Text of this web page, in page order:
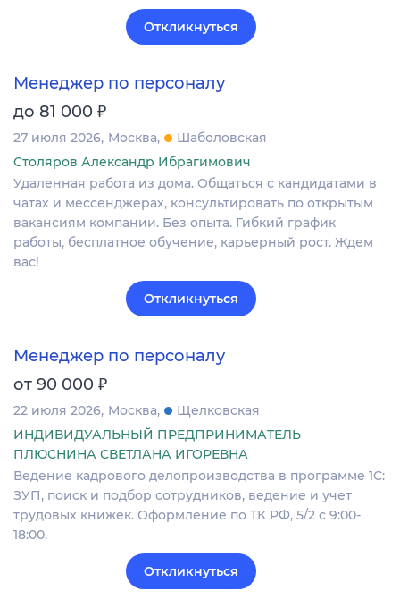
Откликнуться
Менеджер по персоналу
до 81 000 ₽
27 июля 2026 Москва
Шаболовская
Столяров Александр Ибрагимович
Удаленная работа из дома. Общаться с кандидатами в
чатах и мессенджерах, консультировать по открытым
вакансиям компании. Без опыта. Гибкий график
работы, бесплатное обучение, карьерный рост. Ждем
вас!
Откликнуться
Менеджер по персоналу
от 90 000 ₽
22 июля 2026 Москва
Щелковская
ИНДИВИДУАЛЬНЫЙ ПРЕДПРИНИМАТЕЛЬ
ПЛЮСНИНА СВЕТЛАНА ИГОРЕВНА
Ведение кадрового делопроизводства в программе 1С:
ЗУП, поиск и подбор сотрудников, ведение и учет
трудовых книжек. Оформление по ТК РФ, 5/2 с 9:00-
18:00.
Откликнуться